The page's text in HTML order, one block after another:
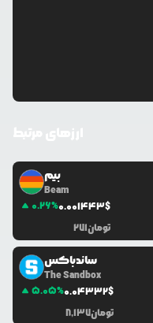
بیم
Beam
0.26%0.001443$
271تومان
ساندباکس
The Sandbox
5.05%0.04332$
8,137تومان